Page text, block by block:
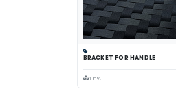
Panier Comparer
BRACKET FOR HANDLE
1 inv.